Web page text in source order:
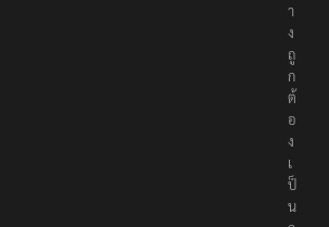
า
ง
ถู
ก
ต้
อ
ง
เ
ป็
น